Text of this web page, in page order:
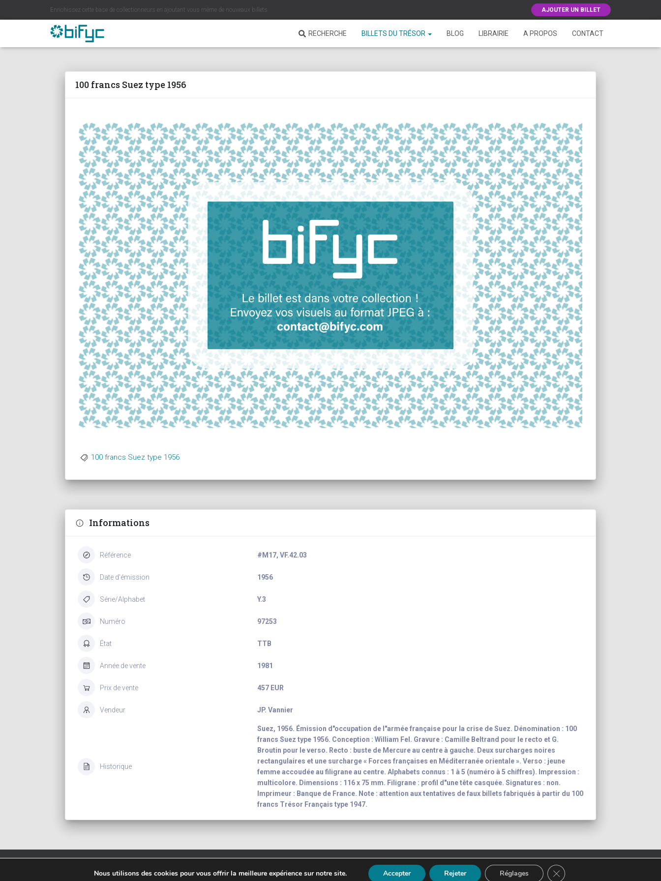
Enrichissez cette base de collectionneurs en ajoutant vous même de nouveaux billets AJOUTER UN BILLET
RECHERCHE BILLETS DU TRÉSOR BLOG LIBRAIRIE A PROPOS CONTACT
100 francs Suez type 1956
100 francs Suez type 1956
Informations
Référence #M17, VF.42.03
Date d'émission 1956
Série/Alphabet Y.3
Numéro 97253
État TTB
Année de vente 1981
Prix de vente 457 EUR
Vendeur JP. Vannier
Historique
Suez, 1956. Émission d"occupation de l"armée française pour la crise de Suez. Dénomination : 100
francs Suez type 1956. Conception : William Fel. Gravure : Camille Beltrand pour le recto et G.
Broutin pour le verso. Recto : buste de Mercure au centre à gauche. Deux surcharges noires
rectangulaires et une surcharge « Forces françaises en Méditerranée orientale ». Verso : jeune
femme accoudée au filigrane au centre. Alphabets connus : 1 à 5 (numéro à 5 chiffres). Impression :
multicolore. Dimensions : 116 x 75 mm. Filigrane : profil d"une tête casquée. Signatures : non.
Imprimeur : Banque de France. Note : attention aux tentatives de faux billets fabriqués à partir du 100
francs Trésor Français type 1947.
Copyright 2003 - 2026 Yann-Noël Hénon banknote inventory For your collection Mentions légales
Nous utilisons des cookies pour vous offrir la meilleure expérience sur notre site. Accepter Rejeter Réglages FERMER LA BANNIÈRE DES